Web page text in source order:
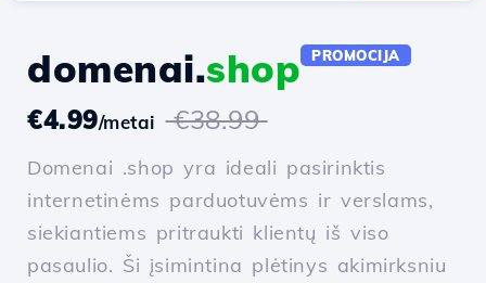
domenai.shop PROMOCIJA
€4.99/metai €38.99
Domenai .shop yra ideali pasirinktis
internetinėms parduotuvėms ir verslams,
siekiantiems pritraukti klientų iš viso
pasaulio. Ši įsimintina plėtinys akimirksniu